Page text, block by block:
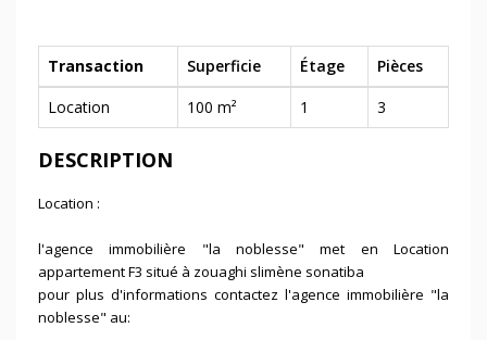
Transaction Superficie Étage
Pièces
Location
100 m² 1 3
DESCRIPTION
Location :
l'agence immobilière "la noblesse" met en Location
appartement F3 situé à zouaghi slimène sonatiba
pour plus d'informations contactez l'agence immobilière "la
noblesse" au: